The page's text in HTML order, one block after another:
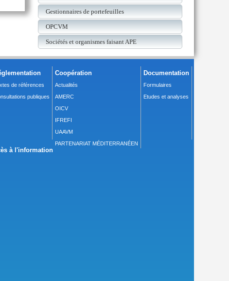
Gestionnaires de portefeuilles
OPCVM
Sociétés et organismes faisant APE
de références
publiques
Coopération
Actualités
AMERC
OICV
IFREFI
UAAVM
PARTENARIAT MÉDITERRANÉEN
Documentation
Formulaires
Etudes et analyses
à l'information